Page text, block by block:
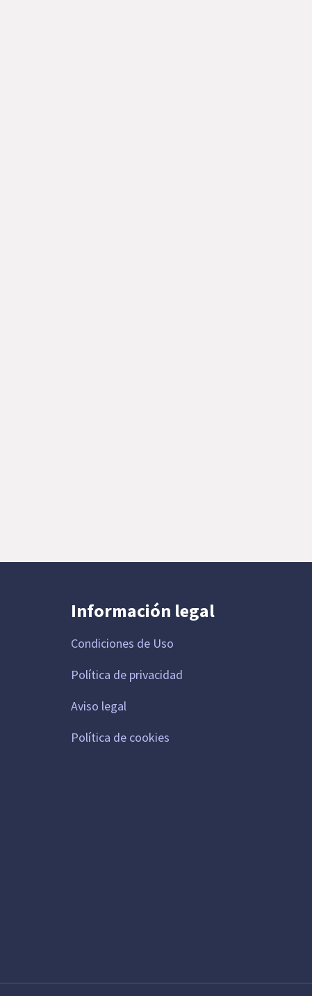
Información legal
Condiciones de Uso
Política de privacidad
Aviso legal
Política de cookies